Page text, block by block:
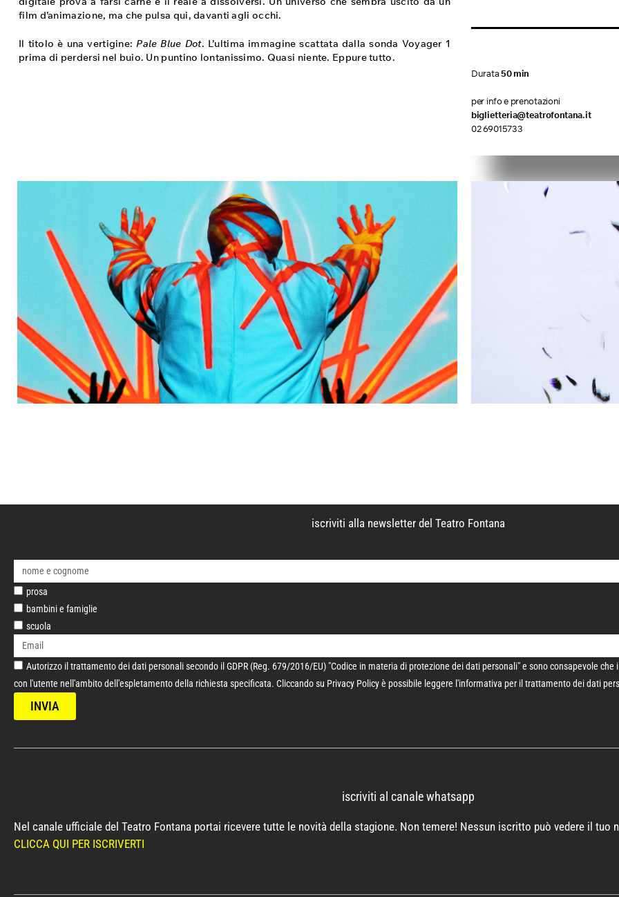
film d’animazione, ma che pulsa qui, davanti agli occhi.
Il titolo è una vertigine:Pale Blue Dot. L’ultima immagine scattata dalla sonda Voyager 1
prima di perdersi nel buio. Un puntino lontanissimo. Quasi niente. Eppure tutto.
Durata50 min
per info e prenotazioni
biglietteria@teatrofontana.it
02 69015733
iscriviti alla newsletter del Teatro Fontana
prosa
bambini e famiglie
scuola
Autorizzo il trattamento dei dati personali secondo il GDPR (Reg. 679/2016/EU) "Codice in materia di protezione dei dati personali" e sono consapevole
con l'utente nell'ambito dell'espletamento della richiesta specificata. Cliccando su Privacy Policyè possibile leggere l'informativa per il trattamento dei dati
INVIA
iscriviti al canale whatsapp
Nel canale ufficiale del Teatro Fontana portai ricevere tutte le novità della stagione. Non temere! Nessun iscritto può vedere il
CLICCA QUI PER ISCRIVERTI